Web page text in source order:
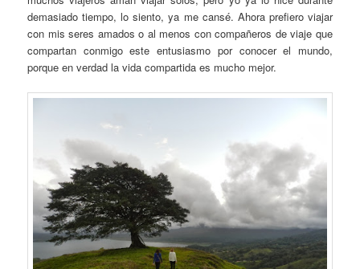
demasiado tiempo, lo siento, ya me cansé. Ahora prefiero viajar
con mis seres amados o al menos con compañeros de viaje que
compartan conmigo este entusiasmo por conocer el mundo,
porque en verdad la vida compartida es mucho mejor.